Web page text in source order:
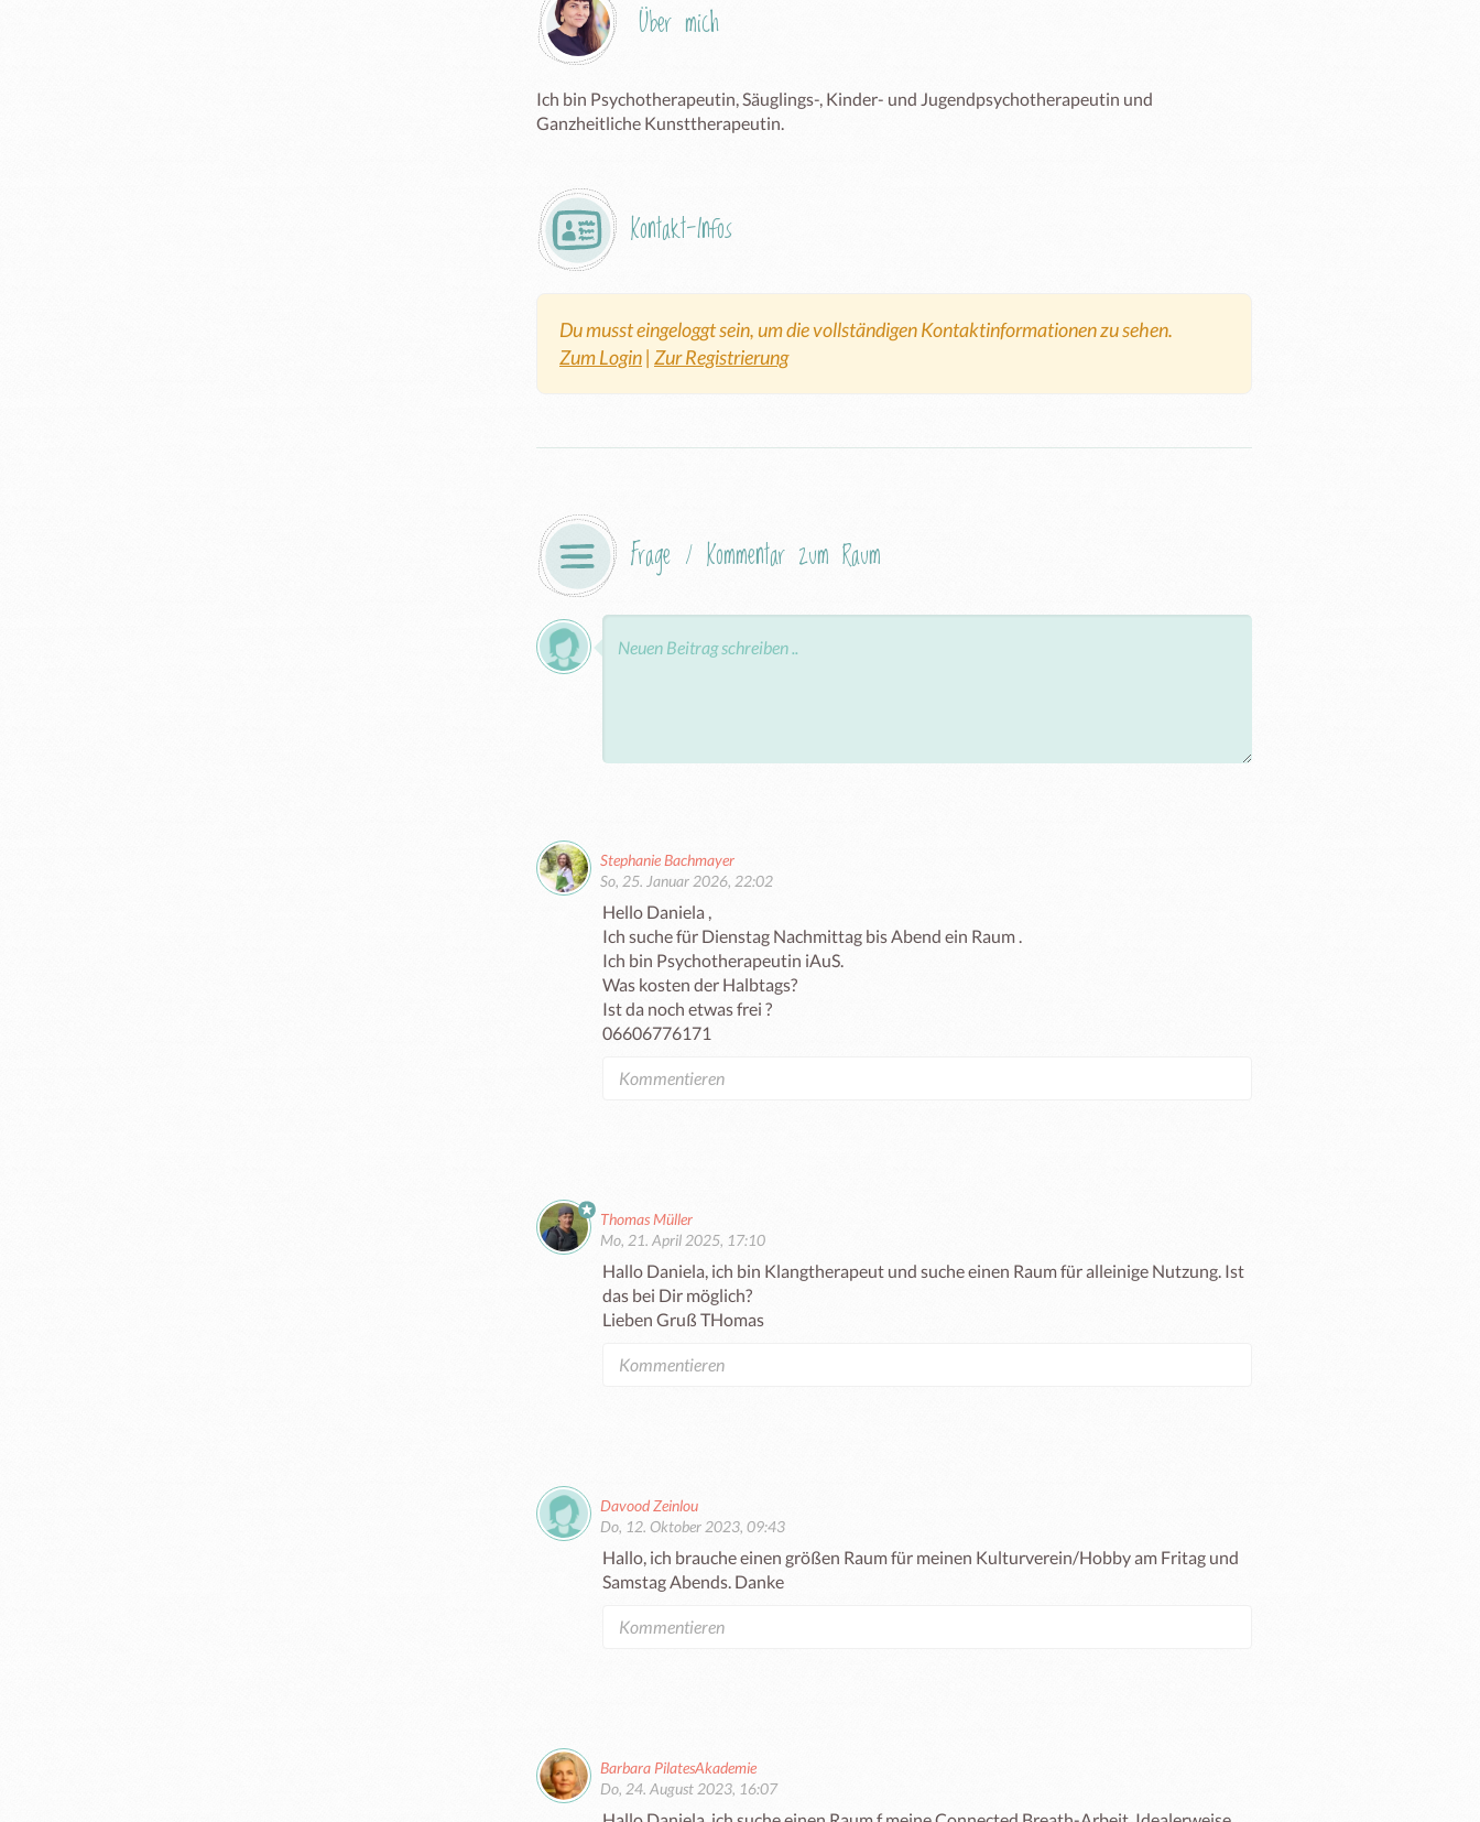
Über mich
Ich bin Psychotherapeutin, Säuglings-, Kinder- und Jugendpsychotherapeutin und
Ganzheitliche Kunsttherapeutin.
Kontakt-Infos
Du musst eingeloggt sein, um die vollständigen Kontaktinformationen zu sehen.
Zum Login| Zur Registrierung
Frage / Kommentar zum Raum
Stephanie Bachmayer
So, 25. Januar 2026, 22:02
Hello Daniela ,
Ich suche für Dienstag Nachmittag bis Abend ein Raum .
Ich bin Psychotherapeutin iAuS.
Was kosten der Halbtags?
Ist da noch etwas frei ?
06606776171
Thomas Müller
Mo, 21. April 2025, 17:10
Hallo Daniela, ich bin Klangtherapeut und suche einen Raum für alleinige Nutzung. Ist
das bei Dir möglich?
Lieben Gruß THomas
Davood Zeinlou
Do, 12. Oktober 2023, 09:43
Hallo, ich brauche einen größen Raum für meinen Kulturverein/Hobby am Fritag und
Samstag Abends. Danke
Barbara PilatesAkademie
Do, 24. August 2023, 16:07